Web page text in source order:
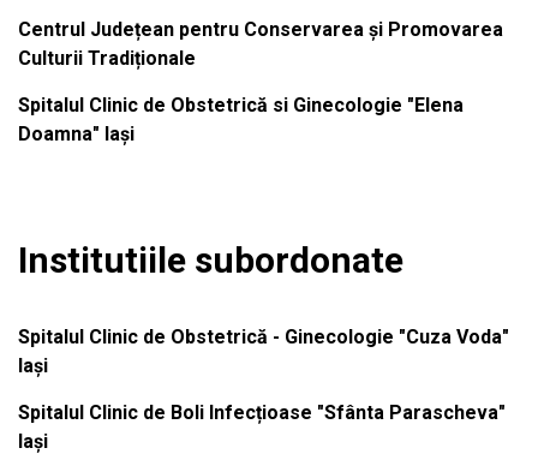
Centrul Județean pentru Conservarea și Promovarea
Culturii Tradiționale
Spitalul Clinic de Obstetrică si Ginecologie "Elena
Doamna" Iași
Institutiile subordonate
Spitalul Clinic de Obstetrică - Ginecologie "Cuza Voda"
Iași
Spitalul Clinic de Boli Infecțioase "Sfânta Parascheva"
Iași